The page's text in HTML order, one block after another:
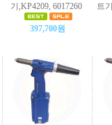
기,KP4209, 6017260
397,700원
트